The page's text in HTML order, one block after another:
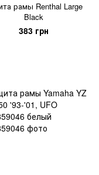
рамы Renthal Large
Black
383 грн